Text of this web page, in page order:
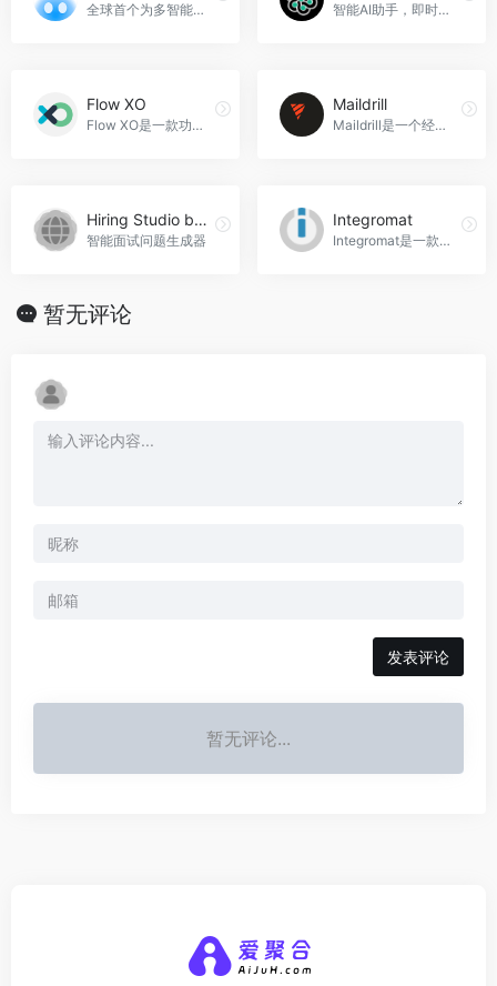
全球首个为多智能体团队设计的生产力平台，助力企业实现自主工作。 智能AI助手，即时回答，自动化任务，革新沟通方式，AI Chat PowerBrain官网入口网址
Flow XO
Flow XO是一款功能强大的AI聊天机器人软件，可以帮助您快速构建自己的聊天机器人，提供友好的虚拟迎宾服务、回答简单问题、收集信息等功能，Flow XO官网入口网址
Maildrill
Maildrill是一个经济实惠的电子邮件营销解决方案，使用我们的AI技术，轻松创建、自动化和分析营销活动。Maildrill官网入口网址
Hiring Studio by Metaview
智能面试问题生成器
Integromat
Integromat是一款可视化自动化平台，可以连接多个应用程序，实现数据同步、工作流程自动化、数据处理和营销自动化等功能，Integromat官网入口网址
暂无评论
发表评论
暂无评论...